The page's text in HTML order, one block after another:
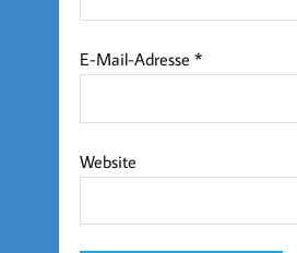
E-Mail-Adresse *
Website